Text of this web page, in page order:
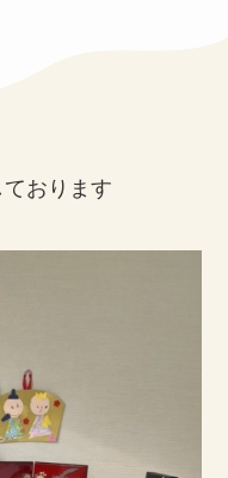
おります